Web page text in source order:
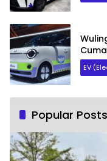
EV
Popular Posts